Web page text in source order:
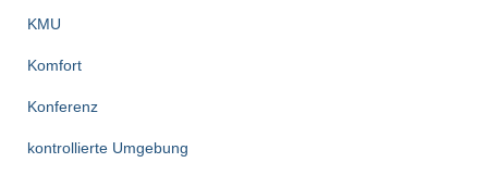
KMU
Komfort
Konferenz
kontrollierte Umgebung